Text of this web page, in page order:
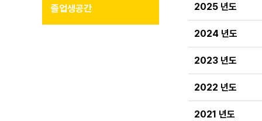
졸업생공간 2025 년도
2024 년도
2023 년도
2022 년도
2021 년도